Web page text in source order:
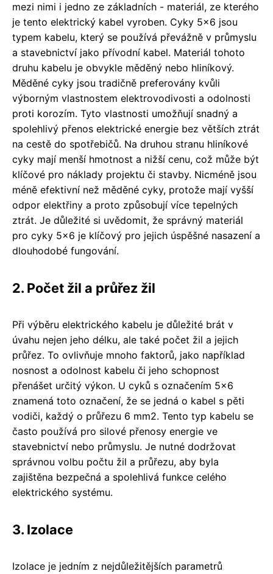
mezi nimi i jedno ze základních - materiál, ze kterého
je tento elektrický kabel vyroben. Cyky 5x6 jsou
typem kabelu, který se používá převážně v průmyslu
a stavebnictví jako přívodní kabel. Materiál tohoto
druhu kabelu je obvykle měděný nebo hliníkový.
Měděné cyky jsou tradičně preferovány kvůli
výborným vlastnostem elektrovodivosti a odolnosti
proti korozím. Tyto vlastnosti umožňují snadný a
spolehlivý přenos elektrické energie bez větších ztrát
na cestě do spotřebičů. Na druhou stranu hliníkové
cyky mají menší hmotnost a nižší cenu, což může být
klíčové pro náklady projektu či stavby. Nicméně jsou
méně efektivní než měděné cyky, protože mají vyšší
odpor elektřiny a proto způsobují více tepelných
ztrát. Je důležité si uvědomit, že správný materiál
pro cyky 5x6 je klíčový pro jejich úspěšné nasazení a
dlouhodobé fungování.
2. Počet žil a průřez žil
Při výběru elektrického kabelu je důležité brát v
úvahu nejen jeho délku, ale také počet žil a jejich
průřez. To ovlivňuje mnoho faktorů, jako například
nosnost a odolnost kabelu či jeho schopnost
přenášet určitý výkon. U cyků s označením 5x6
znamená toto označení, že se jedná o kabel s pěti
vodiči, každý o průřezu 6 mm2. Tento typ kabelu se
často používá pro silové přenosy energie ve
stavebnictví nebo průmyslu. Je nutné dodržovat
správnou volbu počtu žil a průřezu, aby byla
zajištěna bezpečná a spolehlivá funkce celého
elektrického systému.
3. Izolace
Izolace je jedním z nejdůležitějších parametrů